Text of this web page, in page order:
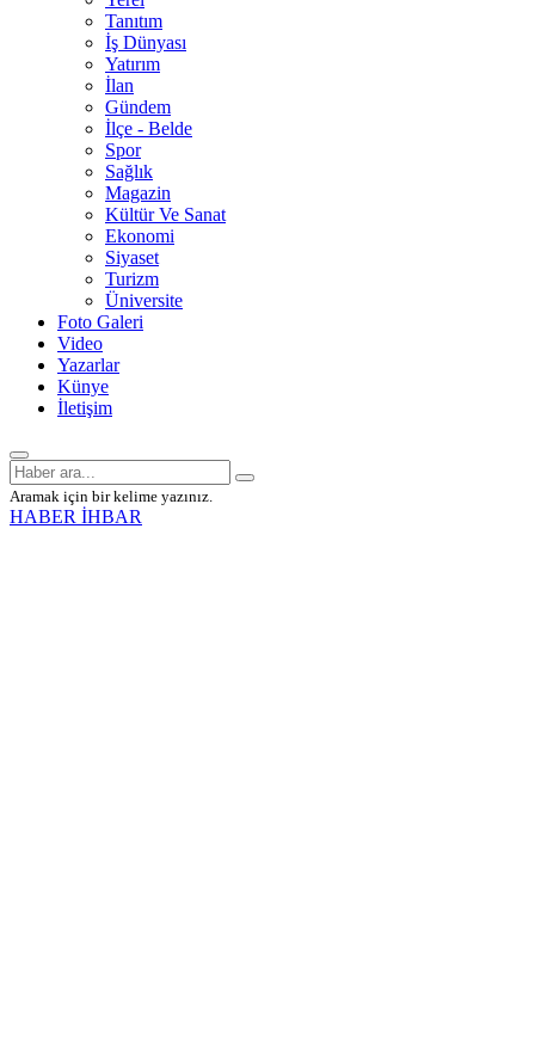
Tanıtım
İş Dünyası
Yatırım
İlan
Gündem
İlçe - Belde
Spor
Sağlık
Magazin
Kültür Ve Sanat
Ekonomi
Siyaset
Turizm
Üniversite
Foto Galeri
Video
Yazarlar
Künye
İletişim
Aramak için bir kelime yazınız.
HABER İHBAR